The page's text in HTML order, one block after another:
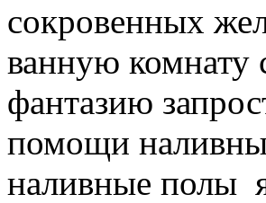
сокровенных
ванную
фантазию
помощи
наливные полы